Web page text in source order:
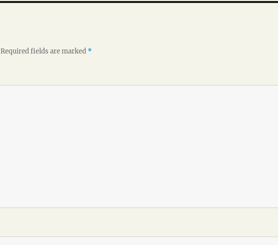
Required fields are marked *